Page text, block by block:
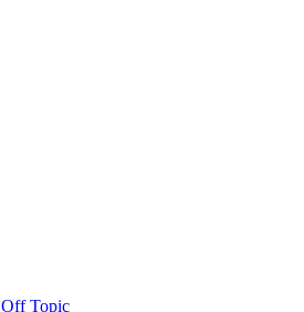
Off Topic